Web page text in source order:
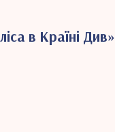
в Країні Див»